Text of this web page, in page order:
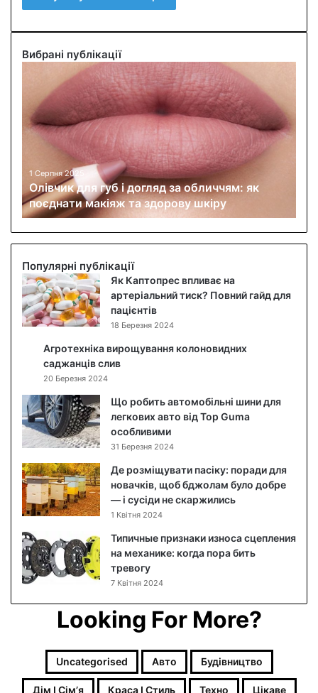
Вибрані публікації
ч
я
г
у
б
і
д
о
г
л
о
б
л
и
ч
я
м
:
я
к
п
о
д
м
1 Серпня 2025
Олівчик для губ і догляд за обличчям: як
поєднати макіяж та здорову шкіру
Популярні публікації
Як Каптопрес впливає на
артеріальний тиск? Повний гайд для
пацієнтів
18 Березня 2024
Агротехніка вирощування колоновидних
саджанців слив
20 Березня 2024
Що робить автомобільні шини для
легкових авто від Top Guma
особливими
31 Березня 2024
Де розміщувати пасіку: поради для
новачків, щоб бджолам було добре
— і сусіди не скаржились
1 Квітня 2024
Типичные признаки износа сцепления
на механике: когда пора бить
тревогу
7 Квітня 2024
Looking For More?
Uncategorised Авто Будівництво
Дім І Сімʼя Краса І Стиль Техно Цікаве